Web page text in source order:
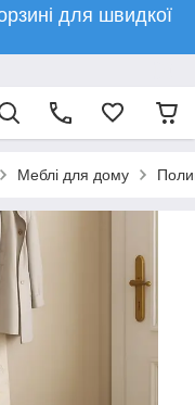
для швидкої
Меблі для дому